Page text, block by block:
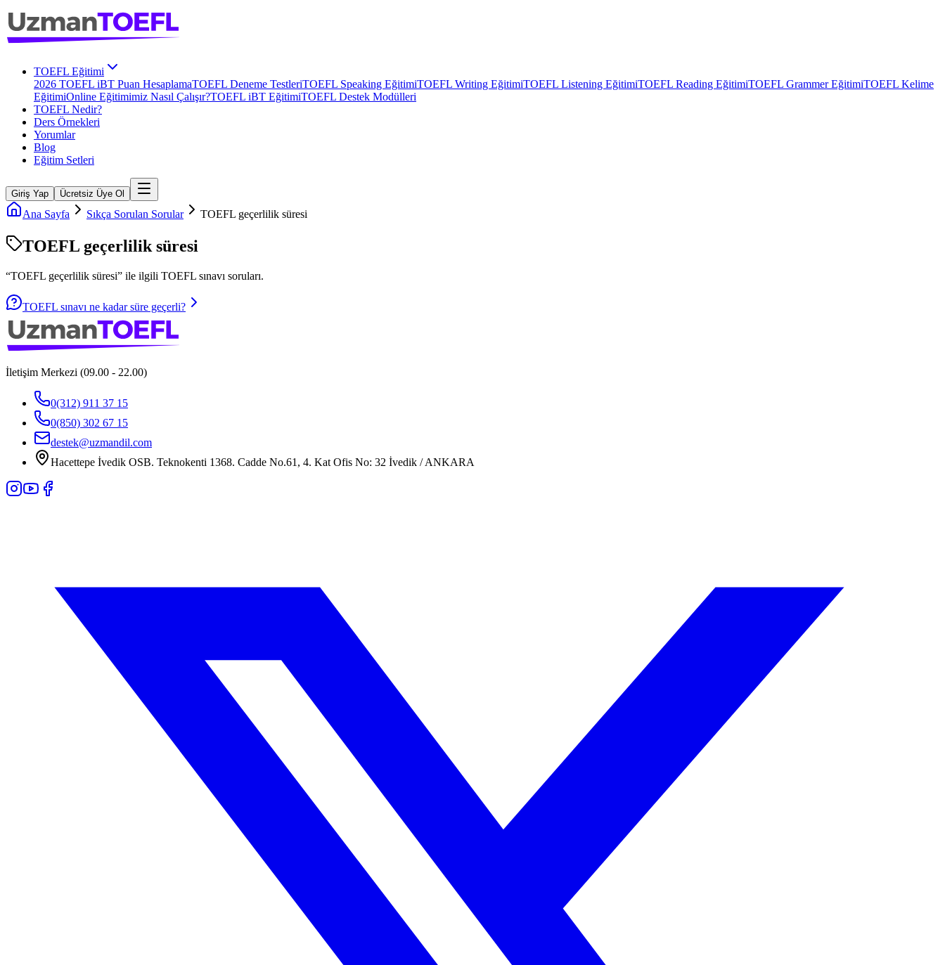
TOEFL Eğitimi
2026 TOEFL iBT Puan HesaplamaTOEFL Deneme TestleriTOEFL Speaking EğitimiTOEFL Writing EğitimiTOEFL Listening EğitimiTOEFL Reading EğitimiTOEFL Grammer EğitimiTOEFL Kelime
EğitimiOnline Eğitimimiz Nasıl Çalışır?TOEFL iBT EğitimiTOEFL Destek Modülleri
TOEFL Nedir?
Ders Örnekleri
Yorumlar
Blog
Eğitim Setleri
Giriş Yap Ücretsiz Üye Ol
Ana Sayfa Sıkça Sorulan Sorular TOEFL geçerlilik süresi
TOEFL geçerlilik süresi
“TOEFL geçerlilik süresi” ile ilgili TOEFL sınavı soruları.
TOEFL sınavı ne kadar süre geçerli?
İletişim Merkezi (09.00 - 22.00)
0(312) 911 37 15
0(850) 302 67 15
destek@uzmandil.com
Hacettepe İvedik OSB. Teknokenti 1368. Cadde No.61, 4. Kat Ofis No: 32 İvedik / ANKARA